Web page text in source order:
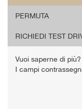
PERMUTA
RICHIEDI TEST
Vuoi saperne di
I campi